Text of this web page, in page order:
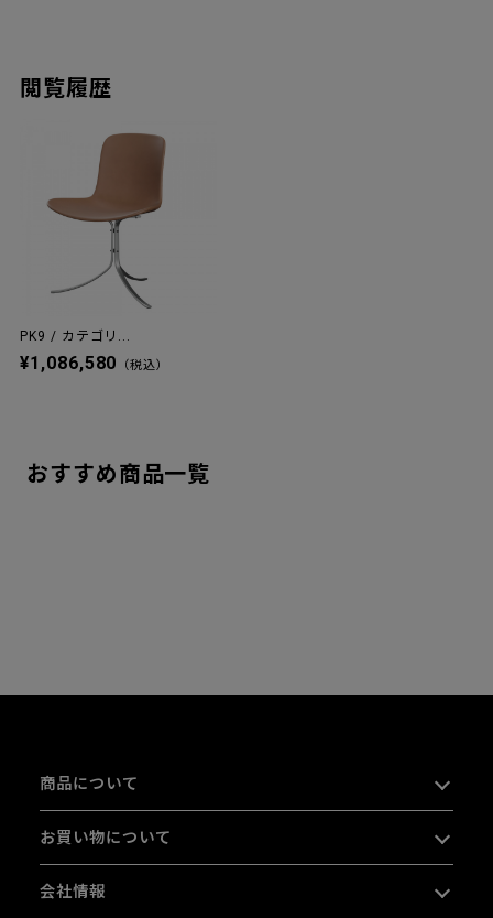
閲覧履歴
PK9 / カテゴリ...
¥1,086,580 （税込）
おすすめ商品一覧
商品について
お買い物について
会社情報